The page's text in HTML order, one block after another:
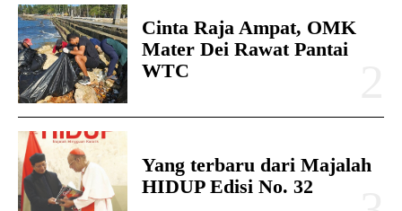
Cinta Raja Ampat, OMK
Mater Dei Rawat Pantai
WTC
Yang terbaru dari Majalah
HIDUP Edisi No. 32